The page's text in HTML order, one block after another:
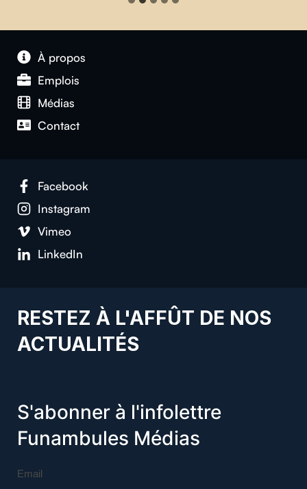
À propos
Emplois
Médias
Contact
Facebook
Instagram
Vimeo
LinkedIn
RESTEZ À L'AFFÛT DE NOS
ACTUALITÉS
S'abonner à l'infolettre
Funambules Médias
Email